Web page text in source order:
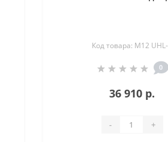
Код товара: M12
0
36 910 р.
- +